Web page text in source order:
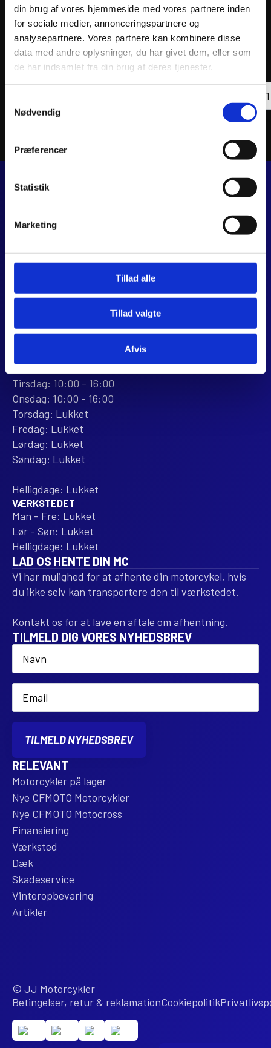
din brug af vores hjemmeside med vores partnere inden
for sociale medier, annonceringspartnere og
analysepartnere. Vores partnere kan kombinere disse
data med andre oplysninger, du har givet dem, eller som
de har indsamlet fra din brug af deres tjenester.
Nødvendig
Præferencer
Statistik
Marketing
Tillad alle
Tillad valgte
Afvis
ATHENA OIL FILTER
57kr.
inkl. moms
ATHENA
antal
102
antal
Dalagervej 6C
CVR 44928280
+45 28 81 26 43
webshop@jjmotorcykler.dk
salg@jjmotorcykler.dk
Mandag: 10:00 - 16:00
Tirsdag: 10:00 - 16:00
Onsdag: 10:00 - 16:00
Torsdag: Lukket
Fredag: Lukket
Lørdag: Lukket
Søndag: Lukket
Helligdage: Lukket
VÆRKSTEDET
Man - Fre: Lukket
Lør - Søn: Lukket
Helligdage: Lukket
LAD OS HENTE DIN MC
Vi har mulighed for at afhente din motorcykel, hvis
du ikke selv kan transportere den til værkstedet.
Kontakt os for at lave en aftale om afhentning.
TILMELD DIG VORES NYHEDSBREV
Name
Email
TILMELD NYHEDSBREV
RELEVANT
Motorcykler på lager
Nye CFMOTO Motorcykler
Nye CFMOTO Motocross
Finansiering
Værksted
Dæk
Skadeservice
Vinteropbevaring
Artikler
© JJ Motorcykler
Betingelser, retur & reklamationCookiepolitik